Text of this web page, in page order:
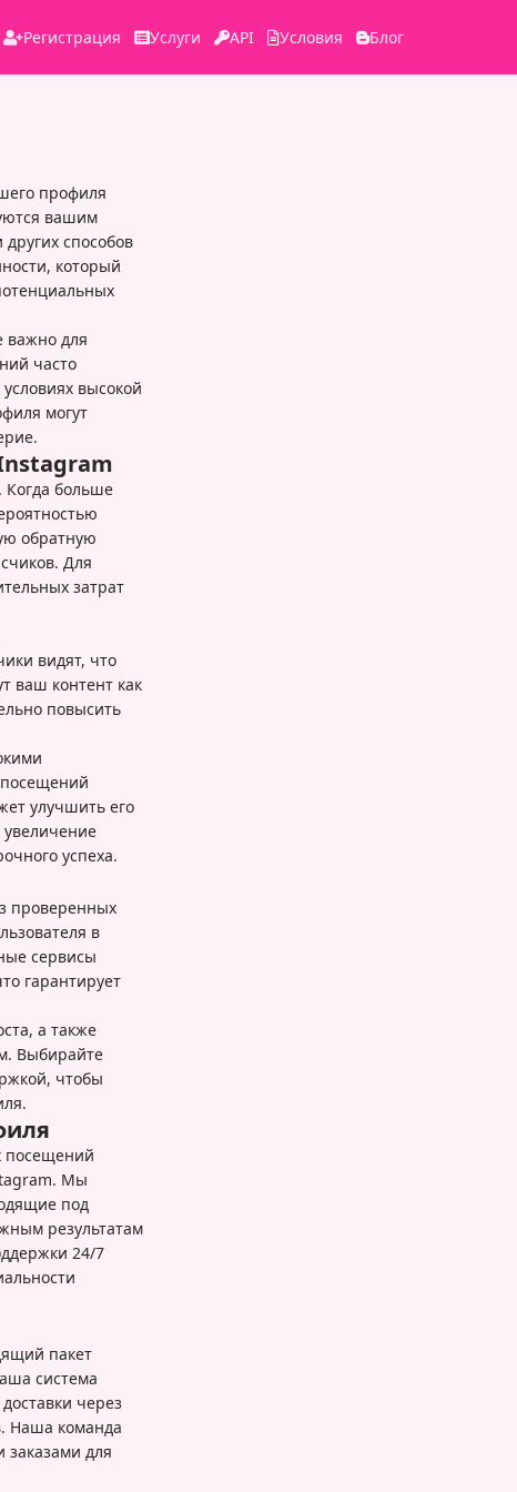
Регистрация Услуги API Условия Блог
профиля
вашим
способов
который
важно для
часто
высокой
могут
больше
обратную
Для
затрат
видят, что
ваш контент как
повысить
улучшить его
увеличение
успеха.
проверенных
в
сервисы
гарантирует
а также
Выбирайте
чтобы
посещений
Мы
под
результатам
24/7
пакет
система
через
Наша команда
заказами для